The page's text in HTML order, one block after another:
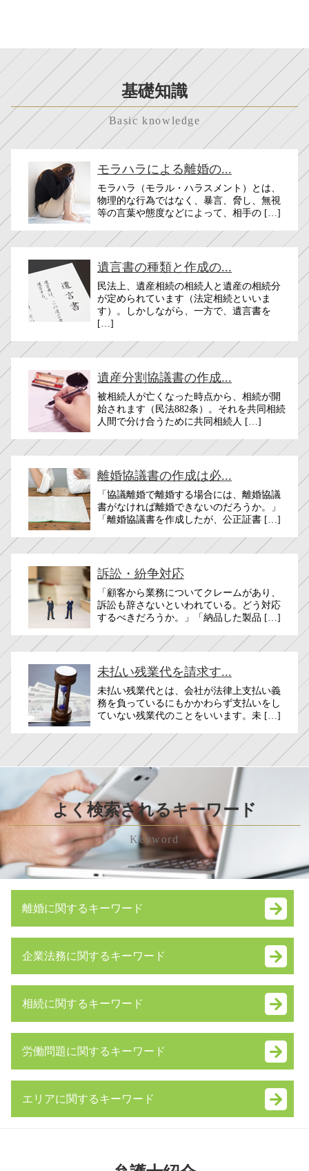
基礎知識
Basic knowledge
モラハラによる離婚の...
モラハラ（モラル・ハラスメント）とは、
物理的な行為ではなく、暴言、脅し、無視
等の言葉や態度などによって、相手の […]
遺言書の種類と作成の...
民法上、遺産相続の相続人と遺産の相続分
が定められています（法定相続といいま
す）。しかしながら、一方で、遺言書を
[…]
遺産分割協議書の作成...
被相続人が亡くなった時点から、相続が開
始されます（民法882条）。それを共同相続
人間で分け合うために共同相続人 […]
離婚協議書の作成は必...
「協議離婚で離婚する場合には、離婚協議
書がなければ離婚できないのだろうか。」
「離婚協議書を作成したが、公正証書 […]
訴訟・紛争対応
「顧客から業務についてクレームがあり、
訴訟も辞さないといわれている。どう対応
するべきだろうか。」「納品した製品 […]
未払い残業代を請求す...
未払い残業代とは、会社が法律上支払い義
務を負っているにもかかわらず支払いをし
ていない残業代のことをいいます。未 […]
よく検索されるキーワード
Keyword
離婚に関するキーワード
離婚 証人
財産分与 とは
離婚手続き 順番
財産管理権
婚姻費用分担請求 内容証明
ギャンブル依存症 離婚
企業法務に関するキーワード
m&a メリット
合併 買収 違い
企業 提携
相続に関するキーワード
公正証書遺言 必要書類
遺産分割協議
労働問題に関するキーワード
不当解雇 相談
エリアに関するキーワード